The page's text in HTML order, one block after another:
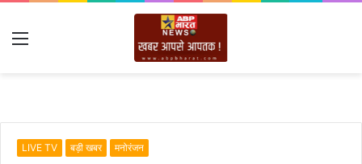
Menu
LIVE TV बड़ी खबर मनोरंजन